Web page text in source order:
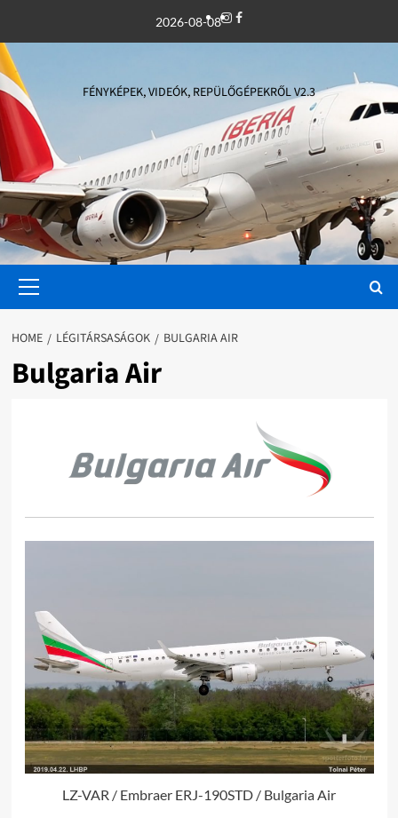
content
2026-08-08Instagram
Facebook
FÉNYKÉPEK, VIDEÓK, REPÜLŐGÉPEKRŐL V2.3
Menu
HOME LÉGITÁRSASÁGOK BULGARIA AIR
Bulgaria Air
LZ-VAR / Embraer ERJ-190STD / Bulgaria Air